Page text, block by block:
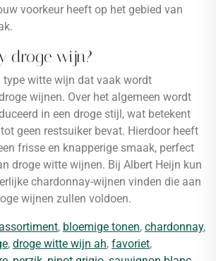
voorkeur heeft op het gebied van
droge wijn?
type witte wijn dat vaak wordt
wijnen. Over het algemeen wordt
in een droge stijl, wat betekent
geen restsuiker bevat. Hierdoor heeft
frisse en knapperige smaak, perfect
droge witte wijnen. Bij Albert Heijn kun
chardonnay-wijnen vinden die aan
wijnen zullen voldoen.
, bloemige tonen, chardonnay,
, droge witte wijn ah, favoriet,